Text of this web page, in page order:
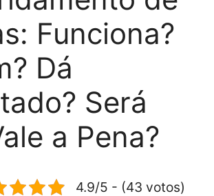
Funciona?
Dá
Será
a Pena?
4.9/5 - (43 votos)